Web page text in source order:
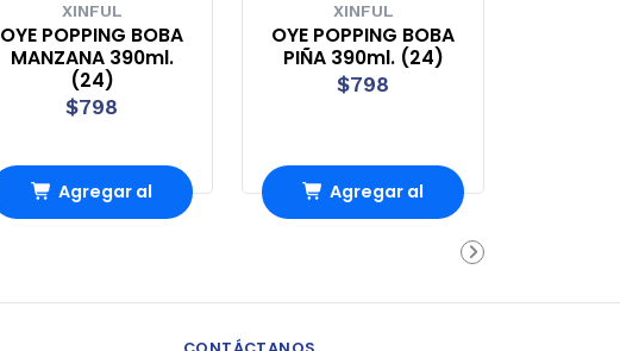
XINFUL
OYE POPPING BOBA
MANZANA 390ml.
(24)
$798
Agregar al
XINFUL
OYE POPPING BOBA
PIÑA 390ml. (24)
$798
Agregar al